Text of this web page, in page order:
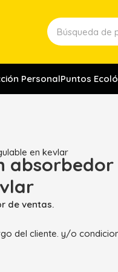
PersonalPuntos
en kevlar
absorbedor
de ventas.
del cliente. y/o